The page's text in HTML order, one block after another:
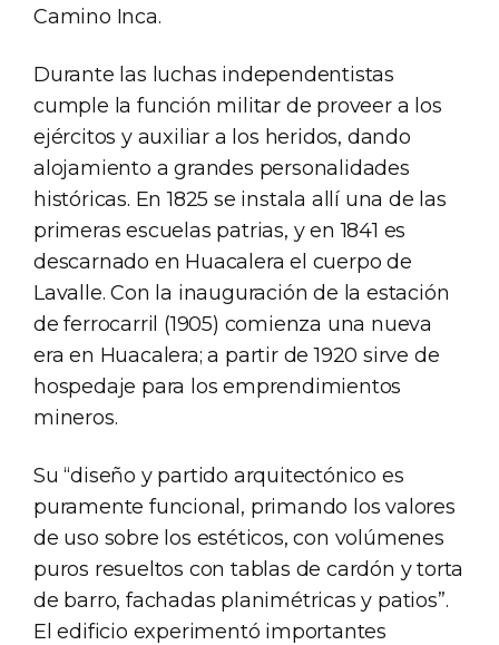
Camino Inca.
Durante las luchas independentistas
cumple la función militar de proveer a los
ejércitos y auxiliar a los heridos, dando
alojamiento a grandes personalidades
históricas. En 1825 se instala allí una de las
primeras escuelas patrias, y en 1841 es
descarnado en Huacalera el cuerpo de
Lavalle. Con la inauguración de la estación
de ferrocarril (1905) comienza una nueva
era en Huacalera; a partir de 1920 sirve de
hospedaje para los emprendimientos
mineros.
Su “diseño y partido arquitectónico es
puramente funcional, primando los valores
de uso sobre los estéticos, con volúmenes
puros resueltos con tablas de cardón y torta
de barro, fachadas planimétricas y patios”.
El edificio experimentó importantes